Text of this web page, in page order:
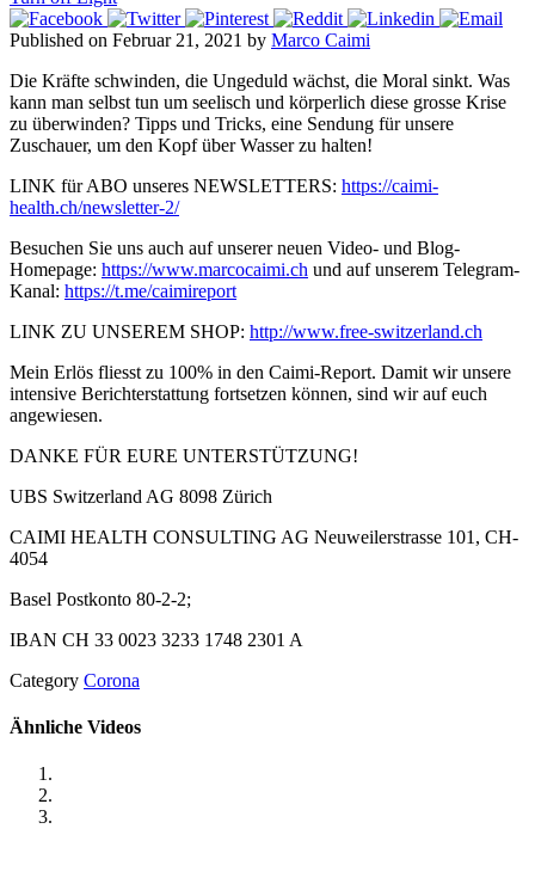
Published on Februar 21, 2021 by Marco Caimi
Die Kräfte schwinden, die Ungeduld wächst, die Moral sinkt. Was
kann man selbst tun um seelisch und körperlich diese grosse Krise
zu überwinden? Tipps und Tricks, eine Sendung für unsere
Zuschauer, um den Kopf über Wasser zu halten!
LINK für ABO unseres NEWSLETTERS: https://caimi-
health.ch/newsletter-2/
Besuchen Sie uns auch auf unserer neuen Video- und Blog-
Homepage: https://www.marcocaimi.ch und auf unserem Telegram-
Kanal: https://t.me/caimireport
LINK ZU UNSEREM SHOP: http://www.free-switzerland.ch
Mein Erlös fliesst zu 100% in den Caimi-Report. Damit wir unsere
intensive Berichterstattung fortsetzen können, sind wir auf euch
angewiesen.
DANKE FÜR EURE UNTERSTÜTZUNG!
UBS Switzerland AG 8098 Zürich
CAIMI HEALTH CONSULTING AG Neuweilerstrasse 101, CH-
4054
Basel Postkonto 80-2-2;
IBAN CH 33 0023 3233 1748 2301 A
Category Corona
Ähnliche Videos